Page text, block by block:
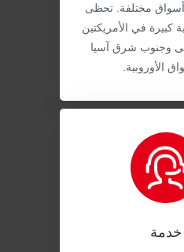
أسواق مختلفة. تحظى
كبيرة في الأمريكتين
وجنوب شرق آسيا
الأوروبية.
خدمة